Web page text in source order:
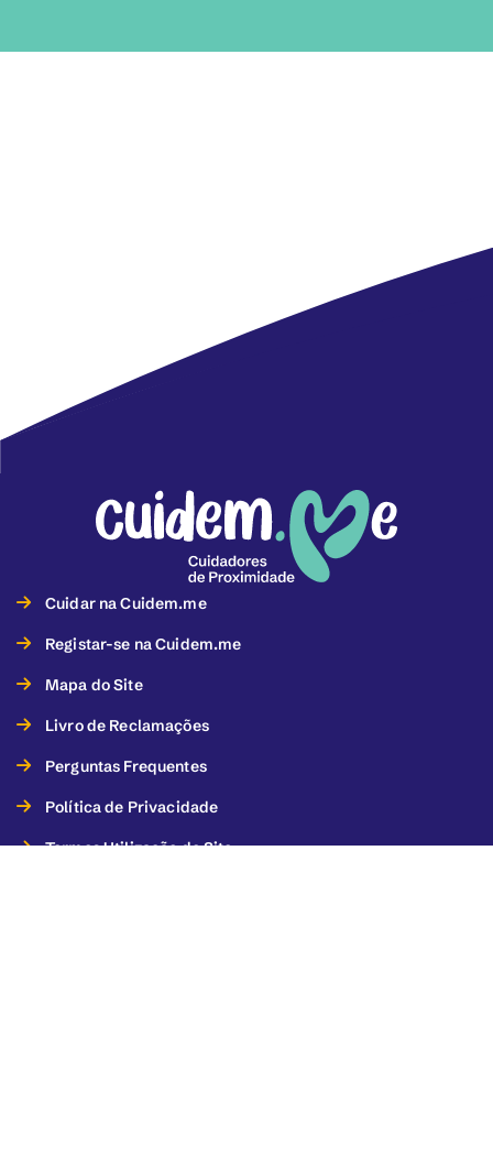
Cuidar na Cuidem.me
Registar-se na Cuidem.me
Mapa do Site
Livro de Reclamações
Perguntas Frequentes
Política de Privacidade
Termos Utilização do Site